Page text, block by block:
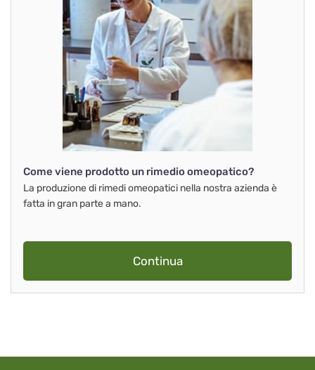
Come viene prodotto un rimedio omeopatico?
La produzione di rimedi omeopatici nella nostra azienda è
fatta in gran parte a mano.
Continua